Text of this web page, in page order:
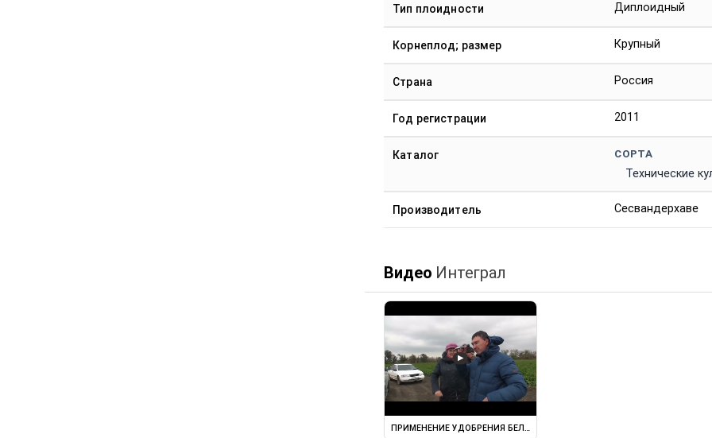
Тип плоидности Диплоидный
Корнеплод; размер Крупный
Страна Россия
Год регистрации 2011
Каталог СОРТА
Технические
Производитель Сесвандерхаве
Видео Интеграл
▶
ПРИМЕНЕНИЕ УДОБРЕНИЯ БЕЛЫЙ ЖЕМЧУГ НА СВЕКЛЕ В ИНТЕГРАЛ АГРО